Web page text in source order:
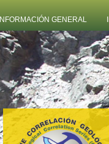
INFORMACIÓN GENERAL